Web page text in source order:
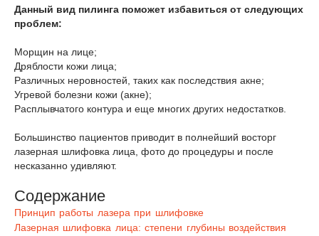
Данный вид пилинга поможет избавиться от следующих
проблем:
Морщин на лице;
Дряблости кожи лица;
Различных неровностей, таких как последствия акне;
Угревой болезни кожи (акне);
Расплывчатого контура и еще многих других недостатков.
Большинство пациентов приводит в полнейший восторг
лазерная шлифовка лица, фото до процедуры и после
несказанно удивляют.
Содержание
Принцип работы лазера при шлифовке
Лазерная шлифовка лица: степени глубины воздействия